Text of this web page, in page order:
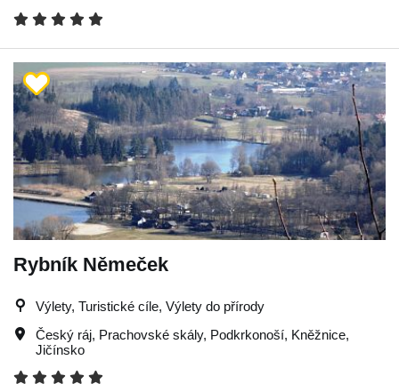
Rybník Němeček
Výlety, Turistické cíle, Výlety do přírody
Český ráj, Prachovské skály, Podkrkonoší, Kněžnice,
Jičínsko